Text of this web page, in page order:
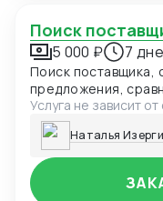
Поиск
5 000 ₽ 7
Поиск поставщика,
предложения,
Услуга не зависит
Наталья